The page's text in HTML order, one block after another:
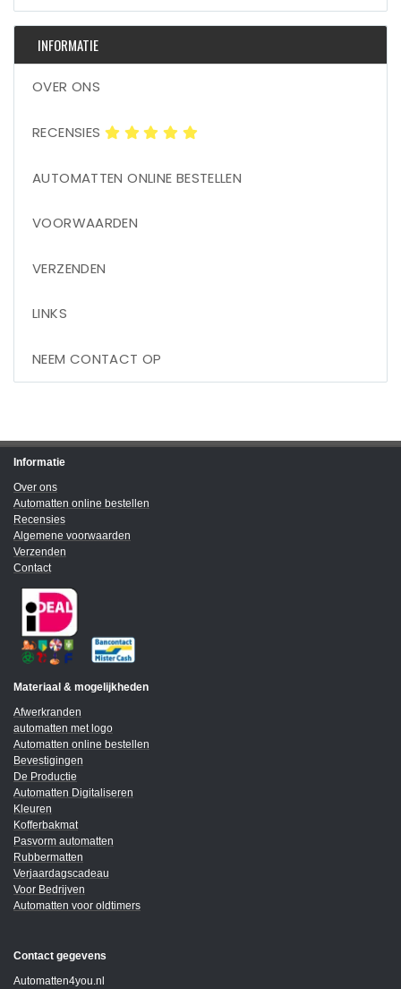
INFORMATIE
OVER ONS
RECENSIES
AUTOMATTEN ONLINE BESTELLEN
VOORWAARDEN
VERZENDEN
LINKS
NEEM CONTACT OP
Informatie
Over ons
Automatten online bestellen
Recensies
Algemene voorwaarden
Verzenden
Contact
Materiaal & mogelijkheden
Afwerkranden
automatten met logo
Automatten online bestellen
Bevestigingen
De Productie
Automatten Digitaliseren
Kleuren
Kofferbakmat
Pasvorm automatten
Rubbermatten
Verjaardagscadeau
Voor Bedrijven
Automatten voor oldtimers
Contact gegevens
Automatten4you.nl